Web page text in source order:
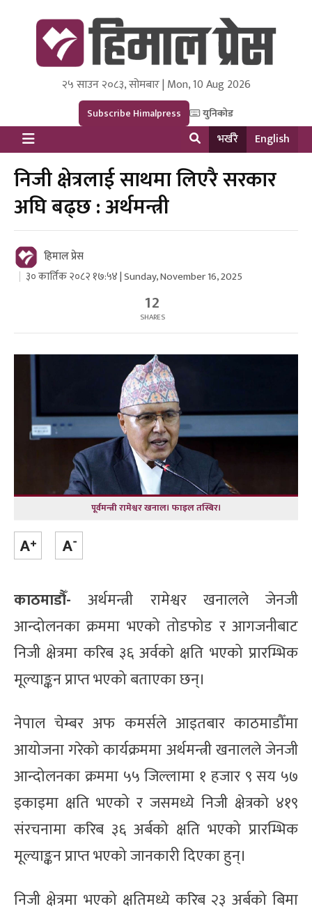
Himal Press
Dot NewsyNepal Media and Research Pvt Ltd.
२५ साउन २०८३, सोमबार | Mon, 10 Aug 2026
Subscribe Himalpress युनिकोड
भर्खरै English
निजी क्षेत्रलाई साथमा लिएरै सरकार
अघि बढ्छ : अर्थमन्त्री
हिमाल प्रेस
३० कार्तिक २०८२ १७:५४ | Sunday, November 16, 2025
12
SHARES
पूर्वमन्त्री रामेश्वर खनाल। फाइल तस्बिर।
काठमाडौँ- अर्थमन्त्री रामेश्वर खनालले जेनजी
आन्दोलनका क्रममा भएको तोडफोड र आगजनीबाट
निजी क्षेत्रमा करिब ३६ अर्वको क्षति भएको प्रारम्भिक
मूल्याङ्कन प्राप्त भएको बताएका छन्।
नेपाल चेम्बर अफ कमर्सले आइतबार काठमाडौँमा
आयोजना गरेको कार्यक्रममा अर्थमन्त्री खनालले जेनजी
आन्दोलनका क्रममा ५५ जिल्लामा १ हजार ९ सय ५७
इकाइमा क्षति भएको र जसमध्ये निजी क्षेत्रको ४१९
संरचनामा करिब ३६ अर्बको क्षति भएको प्रारम्भिक
मूल्याङ्कन प्राप्त भएको जानकारी दिएका हुन्।
निजी क्षेत्रमा भएको क्षतिमध्ये करिब २३ अर्बको बिमा